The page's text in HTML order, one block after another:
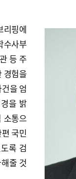
리핑에
수사부
등 주
경험을
을 엄
을 밝
소통으
국민
록 검
줄 것